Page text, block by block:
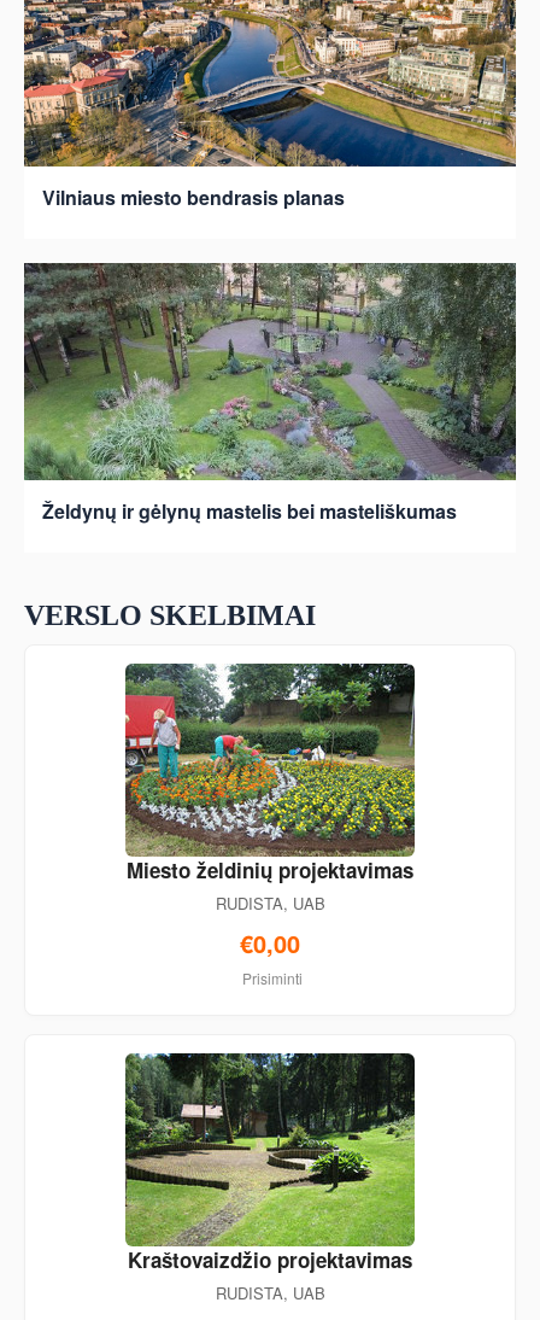
Vilniaus miesto bendrasis planas
Želdynų ir gėlynų mastelis bei masteliškumas
VERSLO SKELBIMAI
Miesto želdinių projektavimas
RUDISTA, UAB
€0,00
Prisiminti
Kraštovaizdžio projektavimas
RUDISTA, UAB